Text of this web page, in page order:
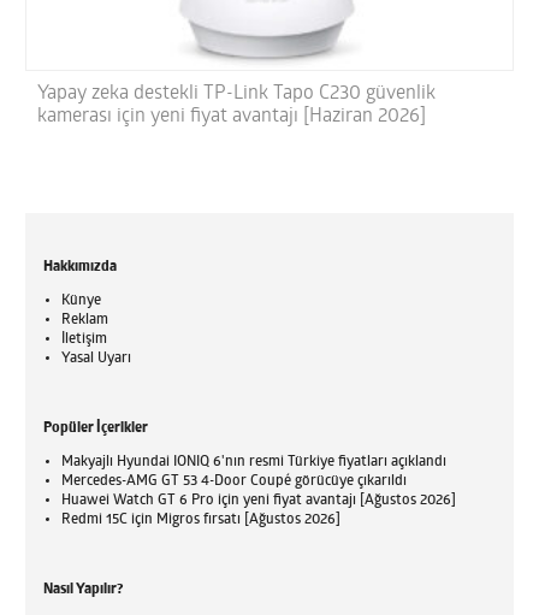
Yapay zeka destekli TP-Link Tapo C230 güvenlik
kamerası için yeni fiyat avantajı [Haziran 2026]
Hakkımızda
Künye
Reklam
İletişim
Yasal Uyarı
Popüler İçerikler
Makyajlı Hyundai IONIQ 6'nın resmi Türkiye fiyatları açıklandı
Mercedes-AMG GT 53 4-Door Coupé görücüye çıkarıldı
Huawei Watch GT 6 Pro için yeni fiyat avantajı [Ağustos 2026]
Redmi 15C için Migros fırsatı [Ağustos 2026]
Nasıl Yapılır?